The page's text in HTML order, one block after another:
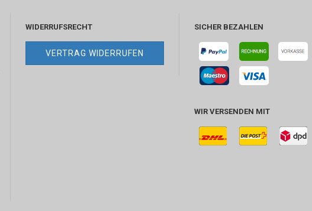
WIDERRUFSRECHT
VERTRAG WIDERRUFEN
SICHER BEZAHLEN
WIR VERSENDEN MIT